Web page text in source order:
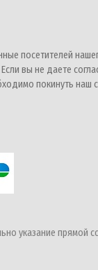
посетителей
Если вы не даете
покинуть наш
указание прямой